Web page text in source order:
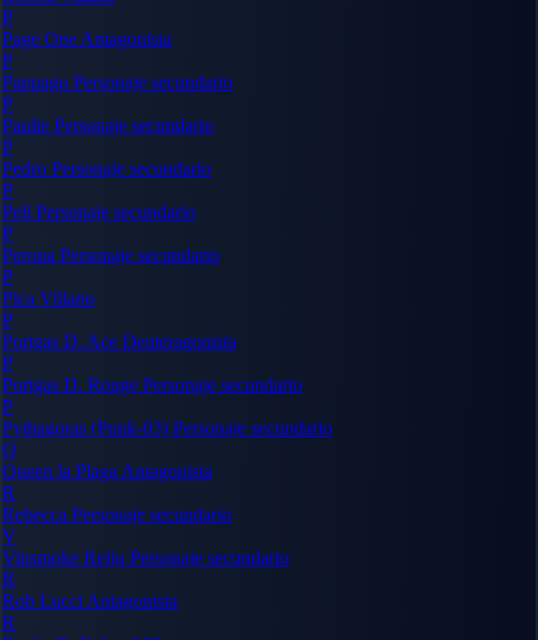
P
Page One Antagonista
P
Pappagu Personaje secundario
P
Paulie Personaje secundario
P
Pedro Personaje secundario
P
Pell Personaje secundario
P
Perona Personaje secundario
P
Pica Villano
P
Portgas D. Ace Deuteragonista
P
Portgas D. Rouge Personaje secundario
P
Pythagoras (Punk-03) Personaje secundario
Q
Queen la Plaga Antagonista
R
Rebecca Personaje secundario
V
Vinsmoke Reiju Personaje secundario
R
Rob Lucci Antagonista
R